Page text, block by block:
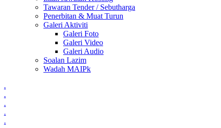
Tawaran Tender / Sebutharga
Penerbitan & Muat Turun
Galeri Aktiviti
Galeri Foto
Galeri Video
Galeri Audio
Soalan Lazim
Wadah MAIPk
.
.
.
.
.